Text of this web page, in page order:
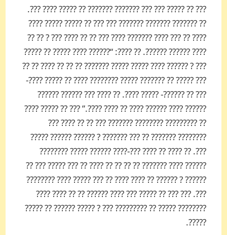
??? ?? ????? ??? ??? ??????? ??????? ?? ????? ???? ???.
?? ??????? ??????? ??????? ??? ??? ?? ????? ????? ????
???? ?? ??? ???? ??????? ???? ??? ?? ?? ???? ??? ? ?? ??
???? ?????? ??????. ?? ????: “?????? ???? ????? ?? ?????
??? ? ?????? ???? ????? ????? ??????? ?? ?? ?? ???? ?? ??
??? ????? ?? ??????? ????? ???????? ???? ?? ????? ????-
??? ?? ??????- ????? ????. ?? ???? ??? ?????? ??????
?????? ???? ?????? ???? ?? ???? ????.” ??? ?? ????? ????
?? ????????? ???????? ??????? ??? ?? ?? ???? ???
???????? ??????? ?? ??? ??????? ? ?????? ?????? ?????
???. ?? ???? ?? ???? ???-???? ?????? ????? ????????
?????? ???? ??????? ?? ?? ?? ?? ???? ?? ??? ????? ??? ??
?????? ? ?????? ?? ???? ???? ?? ??? ????? ???? ????????
???. ??? ??? ?? ????? ??? ???? ?????? ?? ?? ???? ????
???????? ????? ?? ????????? ??? ? ????? ?????? ?? ?????
?????.